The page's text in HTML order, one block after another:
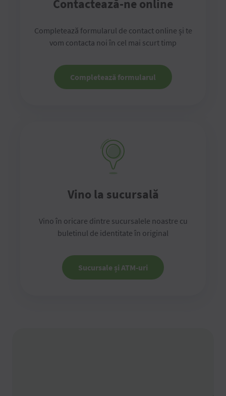
Contactează-ne online
Completează formularul de contact online și te
vom contacta noi în cel mai scurt timp
Completează formularul
Vino la sucursală
Vino în oricare dintre sucursalele noastre cu
buletinul de identitate în original
Sucursale și ATM-uri